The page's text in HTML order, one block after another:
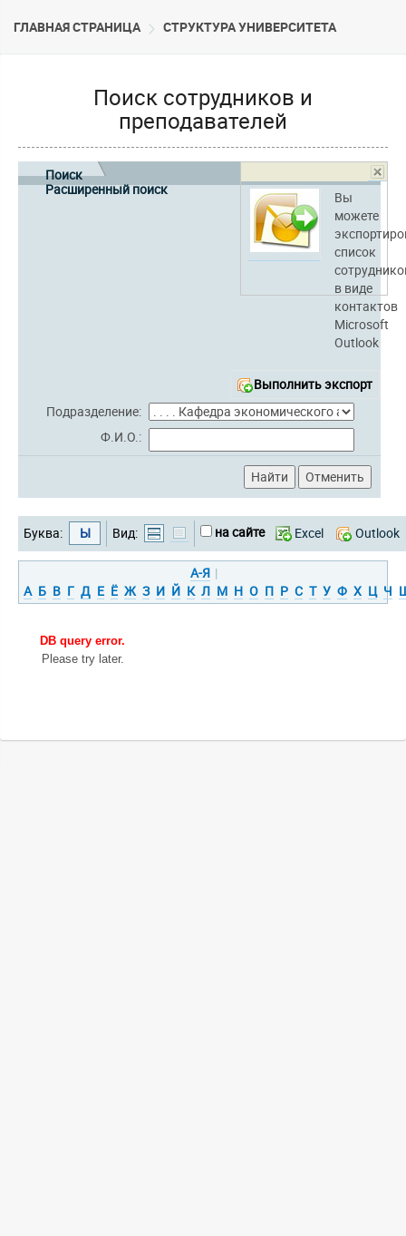
ГЛАВНАЯ СТРАНИЦА CТРУКТУРА УНИВЕРСИТЕТА
Поиск сотрудников и
преподавателей
Вы
можете
список
в виде
контактов
Microsoft
Outlook
Выполнить экспорт
Поиск
Расширенный поиск
Подразделение:
Ф.И.О.:
Буква: Ы Вид: на сайте Excel Outlook
А-Я |
А Б В Г Д Е Ё Ж З И Й К Л М Н О П Р С Т У Ф Х Ц Ч
DB query error.
Please try later.